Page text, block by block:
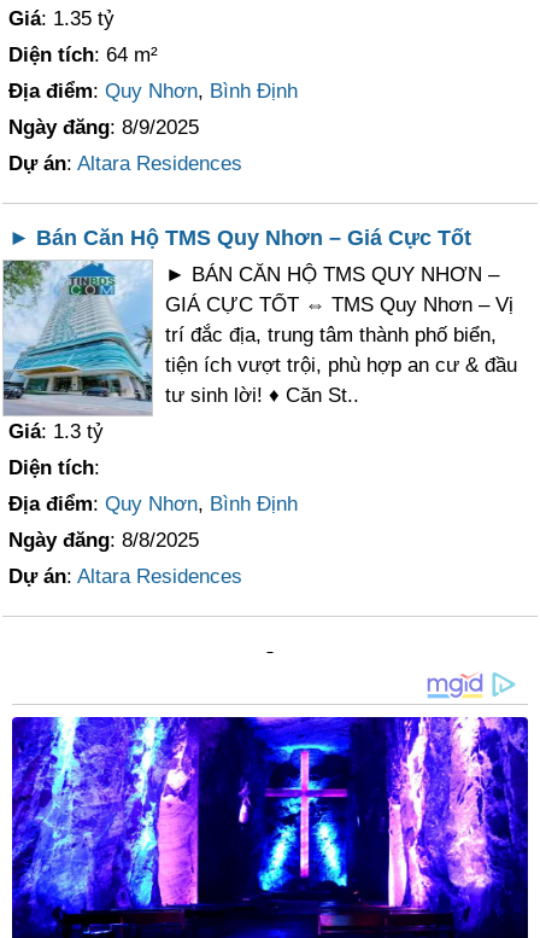
Giá: 1.35 tỷ
Diện tích: 64 m²
Địa điểm:Quy Nhơn, Bình Định
Ngày đăng: 8/9/2025
Dự án:Altara Residences
► Bán Căn Hộ TMS Quy Nhơn – Giá Cực Tốt
► BÁN CĂN HỘ TMS QUY NHƠN –
GIÁ CỰC TỐT ⇔ TMS Quy Nhơn – Vị
trí đắc địa, trung tâm thành phố biển,
tiện ích vượt trội, phù hợp an cư & đầu
tư sinh lời! ♦ Căn St..
Giá: 1.3 tỷ
Diện tích:
Địa điểm:Quy Nhơn, Bình Định
Ngày đăng: 8/8/2025
Dự án:Altara Residences